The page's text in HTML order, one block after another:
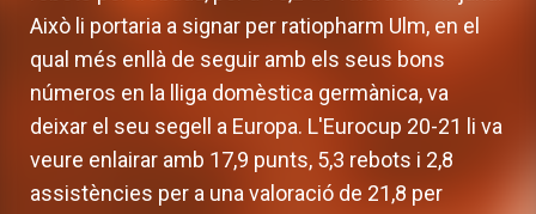
Això li portaria a signar per ratiopharm Ulm, en el
qual més enllà de seguir amb els seus bons
números en la lliga domèstica germànica, va
deixar el seu segell a Europa. L'Eurocup 20-21 li va
veure enlairar amb 17,9 punts, 5,3 rebots i 2,8
assistències per a una valoració de 21,8 per